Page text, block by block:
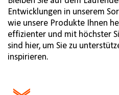
Entwicklungen in unserem
wie unsere Produkte Ihnen
effizienter und mit höchster
sind hier, um Sie zu
inspirieren.